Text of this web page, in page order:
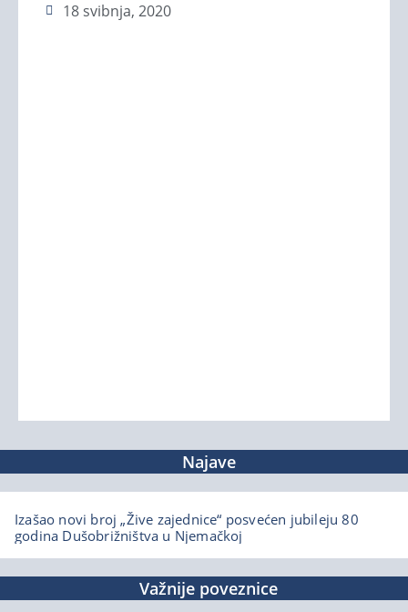
18 svibnja, 2020
Najave
Izašao novi broj „Žive zajednice“ posvećen jubileju 80
godina Dušobrižništva u Njemačkoj
Važnije poveznice